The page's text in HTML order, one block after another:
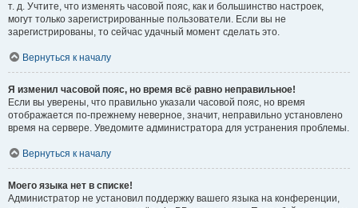
т. д. Учтите, что изменять часовой пояс, как и большинство настроек,
могут только зарегистрированные пользователи. Если вы не
зарегистрированы, то сейчас удачный момент сделать это.
Вернуться к началу
Я изменил часовой пояс, но время всё равно неправильное!
Если вы уверены, что правильно указали часовой пояс, но время
отображается по-прежнему неверное, значит, неправильно установлено
время на сервере. Уведомите администратора для устранения проблемы.
Вернуться к началу
Моего языка нет в списке!
Администратор не установил поддержку вашего языка на конференции,